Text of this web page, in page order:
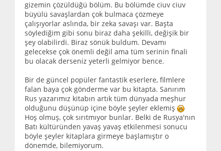
gizemin çözüldüğü bölüm. Bu bölümde ciuv ciuv
büyülü savaşlardan çok bulmaca çözmeye
çalışıyorlar aslında, bir zeka savaşı var. Başta
söylediğim gibi sonu biraz daha şekilli, değişik bir
şey olabilirdi. Biraz sönük buldum. Devamı
gelecekse çok önemli değil ama tüm serinin finali
bu olacak derseniz yeterli gelmiyor bence.
Bir de güncel popüler fantastik eserlere, filmlere
falan baya çok gönderme var bu kitapta. Sanırım
Rus yazarımız kitabın artık tüm dünyada meşhur
olduğunu düşünüp içine böyle şeyler eklemiş
Hoş olmuş, çok sırıtmıyor bunlar. Belki de Rusya'nın
Batı kültüründen yavaş yavaş etkilenmesi sonucu
böyle şeyler kitaplara girmeye başlamıştır o
dönemde, bilemiyorum.